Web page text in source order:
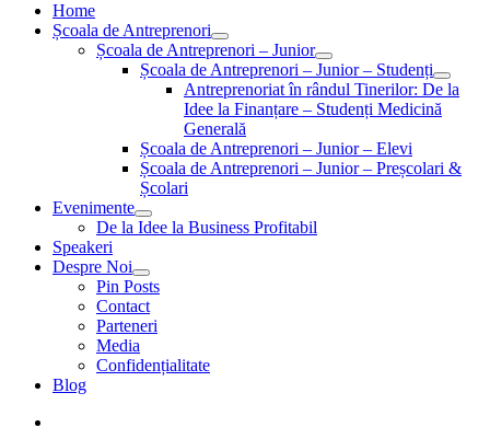
Home
Școala de Antreprenori
Școala de Antreprenori – Junior
Școala de Antreprenori – Junior – Studenți
Antreprenoriat în rândul Tinerilor: De la
Idee la Finanțare – Studenți Medicină
Generală
Școala de Antreprenori – Junior – Elevi
Școala de Antreprenori – Junior – Preșcolari &
Școlari
Evenimente
De la Idee la Business Profitabil
Speakeri
Despre Noi
Pin Posts
Contact
Parteneri
Media
Confidențialitate
Blog